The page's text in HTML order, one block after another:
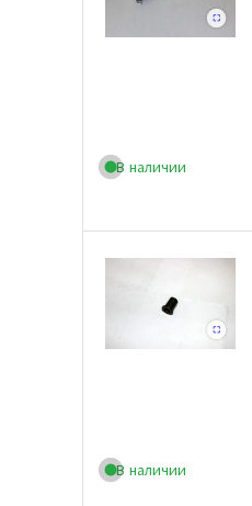
В наличии
В наличии